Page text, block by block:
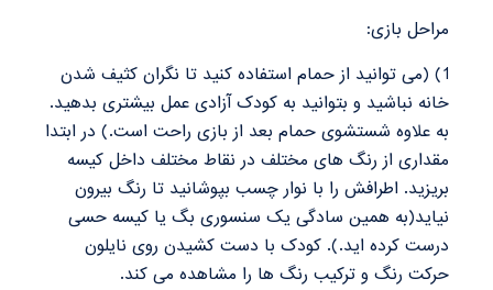
مراحل بازی:
1) (می توانید از حمام استفاده کنید تا نگران کثیف شدن
خانه نباشید و بتوانید به کودک آزادی عمل بیشتری بدهید.
به علاوه شستشوی حمام بعد از بازی راحت است.) در ابتدا
مقداری از رنگ های مختلف در نقاط مختلف داخل کیسه
بریزید. اطرافش را با نوار چسب بپوشانید تا رنگ بیرون
نیاید(به همین سادگی یک سنسوری بگ یا کیسه حسی
درست کرده اید.). کودک با دست کشیدن روی نایلون
حرکت رنگ و ترکیب رنگ ها را مشاهده می کند.